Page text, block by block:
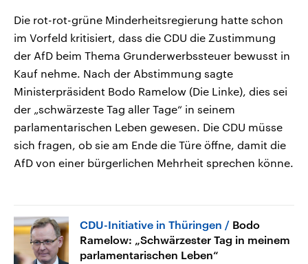
Die rot-rot-grüne Minderheitsregierung hatte schon
im Vorfeld kritisiert, dass die CDU die Zustimmung
der AfD beim Thema Grunderwerbssteuer bewusst in
Kauf nehme. Nach der Abstimmung sagte
Ministerpräsident Bodo Ramelow (Die Linke), dies sei
der „schwärzeste Tag aller Tage“ in seinem
parlamentarischen Leben gewesen. Die CDU müsse
sich fragen, ob sie am Ende die Türe öffne, damit die
AfD von einer bürgerlichen Mehrheit sprechen könne.
CDU-Initiative in Thüringen
Bodo
Ramelow: „Schwärzester Tag in meinem
parlamentarischen Leben“